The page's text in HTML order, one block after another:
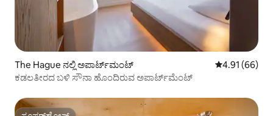
The Hague ನಲ್ಲಿ ಅಪಾರ್ಟ್‌ಮಂಟ್ 5 ರಲ್ಲಿ 4.91
4.91 (66)
ಕಡಲತೀರದ ಬಳಿ ಸೌನಾ ಹೊಂದಿರುವ ಅಪಾರ್ಟ್‌ಮೆಂಟ್